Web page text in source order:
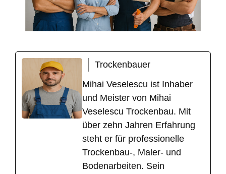
Trockenbauer
Mihai Veselescu ist Inhaber
und Meister von Mihai
Veselescu Trockenbau. Mit
über zehn Jahren Erfahrung
steht er für professionelle
Trockenbau-, Maler- und
Bodenarbeiten. Sein